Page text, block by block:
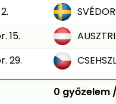
15.
29.
0 győzelem